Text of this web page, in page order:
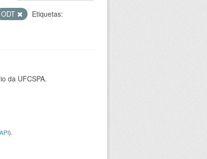
ODT
Etiquetas:
da UFCSPA.
).